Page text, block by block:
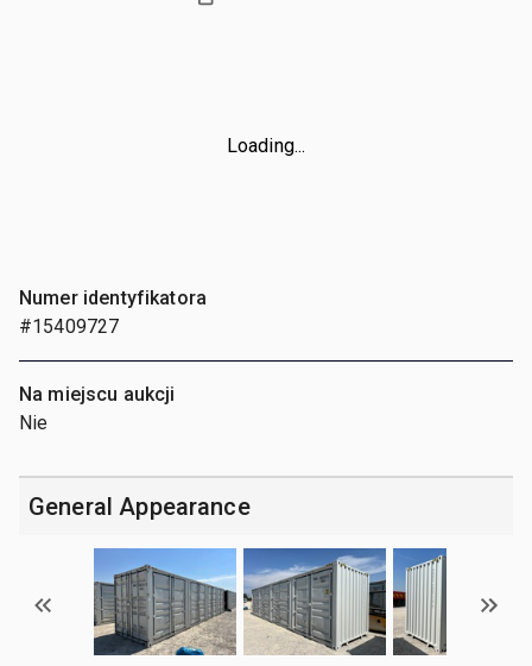
Loading...
Numer identyfikatora
#15409727
Na miejscu aukcji
Nie
General Appearance